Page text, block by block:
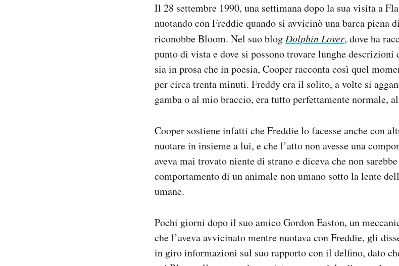
Il 28 settembre 1990, una settimana dopo la sua visita a
nuotando con Freddie quando si avvicinò una barca piena
riconobbe Bloom. Nel suo blog Dolphin Lover, dove ha
punto di vista e dove si possono trovare lunghe
sia in prosa che in poesia, Cooper racconta così quel
per circa trenta minuti. Freddy era il solito, a volte si
gamba o al mio braccio, era tutto perfettamente normale,
Cooper sostiene infatti che Freddie lo facesse anche con
nuotare in insieme a lui, e che l’atto non avesse una
aveva mai trovato niente di strano e diceva che non
comportamento di un animale non umano sotto la lente
umane.
Pochi giorni dopo il suo amico Gordon Easton, un
che l’aveva avvicinato mentre nuotava con Freddie, gli
in giro informazioni sul suo rapporto con il delfino, dato